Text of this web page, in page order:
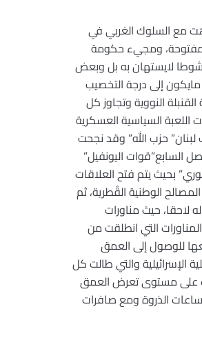
مع السلوك الغربي في
مفتوحة، ومجيء حكومة
شوطا لايستهان به بل وبعض
مايكون إلى درجة التخصيب
النووية وتجاوز كل
اللعبة السياسية العسكرية
الإيراني الضارب في جنوب لبنان” حزب الله” وقد نجحت
السابع”قوات اليونفيل”
بحيث يتم فتح العلاقات
الوطنية القُطرية، ثم
لاحقا، حيث مناورات
التي انطلقت من
للوصول إلى العمق
الإسرائيلية والتي طالت كل
على مستوى تعرض العمق
ساعات الذروة ومع صافرات